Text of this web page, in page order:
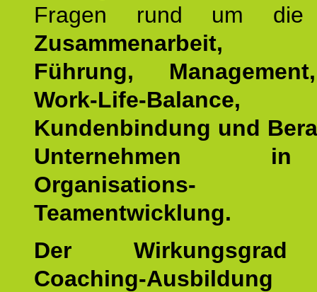
Fragen rund um die
Zusammenarbeit,
Führung,
Work-Life-Balance,
Kundenbindung und
Unternehmen
Teamentwicklung.
Der
Coaching-Ausbildung